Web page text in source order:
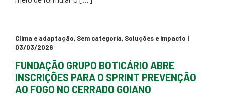
Clima e adaptação, Sem categoria, Soluções e impacto |
03/03/2026
FUNDAÇÃO GRUPO BOTICÁRIO ABRE
INSCRIÇÕES PARA O SPRINT PREVENÇÃO
AO FOGO NO CERRADO GOIANO